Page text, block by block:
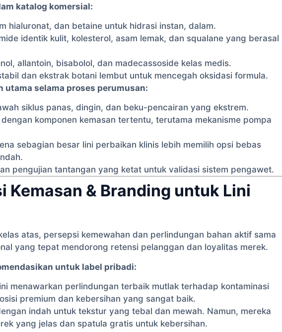
katalog komersial:
hialuronat, dan betaine untuk hidrasi instan, dalam.
identik kulit, kolesterol, asam lemak, dan squalane yang berasal
allantoin, bisabolol, dan madecassoside kelas medis.
dan ekstrak botani lembut untuk mencegah oksidasi formula.
utama selama proses perumusan:
siklus panas, dingin, dan beku-pencairan yang ekstrem.
komponen kemasan tertentu, terutama mekanisme pompa
sebagian besar lini perbaikan klinis lebih memilih opsi bebas
pengujian tantangan yang ketat untuk validasi sistem pengawet.
Kemasan & Branding untuk Lini
atas, persepsi kemewahan dan perlindungan bahan aktif sama
yang tepat mendorong retensi pelanggan dan loyalitas merek.
untuk label pribadi:
menawarkan perlindungan terbaik mutlak terhadap kontaminasi
premium dan kebersihan yang sangat baik.
indah untuk tekstur yang tebal dan mewah. Namun, mereka
yang jelas dan spatula gratis untuk kebersihan.